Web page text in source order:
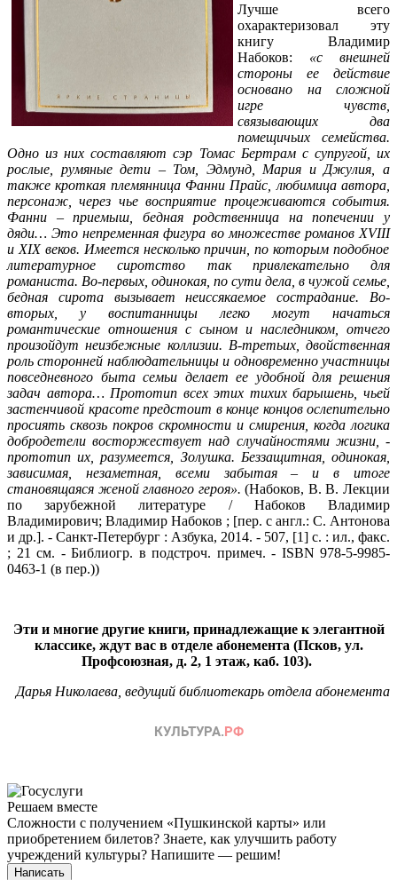
Лучше всего
охарактеризовал эту
книгу Владимир
Набоков: «с внешней
стороны ее действие
основано на сложной
игре чувств,
связывающих два
помещичьих семейства.
Одно из них составляют сэр Томас Бертрам с супругой, их
рослые, румяные дети – Том, Эдмунд, Мария и Джулия, а
также кроткая племянница Фанни Прайс, любимица автора,
персонаж, через чье восприятие процеживаются события.
Фанни – приемыш, бедная родственница на попечении у
дяди… Это непременная фигура во множестве романов XVIII
и XIXвеков. Имеется несколько причин, по которым подобное
литературное сиротство так привлекательно для
романиста. Во-первых, одинокая, по сути дела, в чужой семье,
бедная сирота вызывает неиссякаемое сострадание. Во-
вторых, у воспитанницы легко могут начаться
романтические отношения с сыном и наследником, отчего
произойдут неизбежные коллизии. В-третьих, двойственная
роль сторонней наблюдательницы и одновременно участницы
повседневного быта семьи делает ее удобной для решения
задач автора… Прототип всех этих тихих барышень, чьей
застенчивой красоте предстоит в конце концов ослепительно
просиять сквозь покров скромности и смирения, когда логика
добродетели восторжествует над случайностями жизни, -
прототип их, разумеется, Золушка. Беззащитная, одинокая,
зависимая, незаметная, всеми забытая – и в итоге
становящаяся женой главного героя». (Набоков, В. В. Лекции
по зарубежной литературе / Набоков Владимир
Владимирович; Владимир Набоков ; [пер. с англ.: С. Антонова
и др.]. - Санкт-Петербург : Азбука, 2014. - 507, [1] с. : ил., факс.
; 21 см. - Библиогр. в подстроч. примеч. - ISBN 978-5-9985-
0463-1 (в пер.))
Эти и многие другие книги, принадлежащие к элегантной
классике, ждут вас в отделе абонемента (Псков, ул.
Профсоюзная, д. 2, 1 этаж, каб. 103).
Дарья Николаева, ведущий библиотекарь отдела абонемента
Решаем вместе
Сложности с получением «Пушкинской карты» или
приобретением билетов? Знаете, как улучшить работу
учреждений культуры? Напишите — решим!
Написать